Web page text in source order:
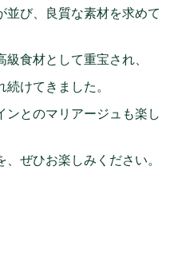
並び、良質な素材を求めて
食材として重宝され、
けてきました。
ンとのマリアージュも楽し
ぜひお楽しみください。